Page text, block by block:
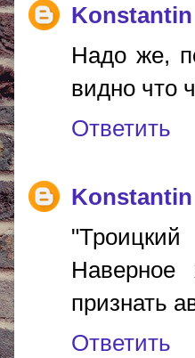
Надо же,
видно что
Ответить
Наверное
признать
Ответить